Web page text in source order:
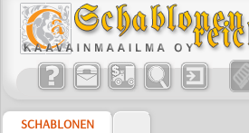
SCHABLONEN